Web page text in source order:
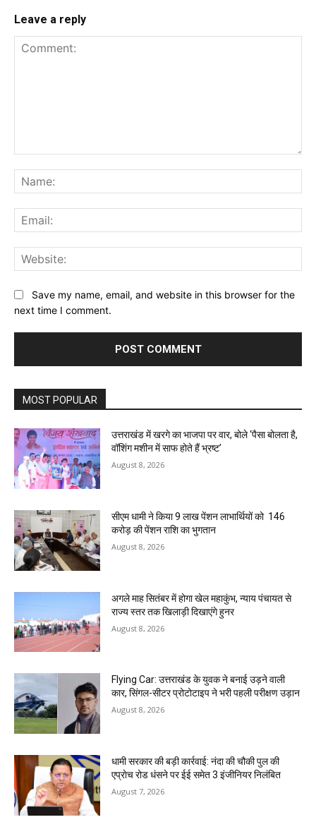
Leave a reply
Save my name, email, and website in this browser for the
next time I comment.
MOST POPULAR
उत्तराखंड में खरगे का भाजपा पर वार, बोले ‘पैसा बोलता है,
वॉशिंग मशीन में साफ होते हैं भ्रष्ट’
August 8, 2026
सीएम धामी ने किया 9 लाख पेंशन लाभार्थियों को ₹ 146
करोड़ की पेंशन राशि का भुगतान
August 8, 2026
अगले माह सितंबर में होगा खेल महाकुंभ, न्याय पंचायत से
राज्य स्तर तक खिलाड़ी दिखाएंगे हुनर
August 8, 2026
Flying Car: उत्तराखंड के युवक ने बनाई उड़ने वाली
कार, सिंगल-सीटर प्रोटोटाइप ने भरी पहली परीक्षण उड़ान
August 8, 2026
धामी सरकार की बड़ी कार्रवाई: नंदा की चौकी पुल की
एप्राेच रोड धंसने पर ईई समेत 3 इंजीनियर निलंबित
August 7, 2026